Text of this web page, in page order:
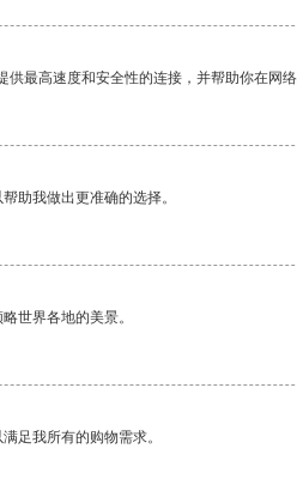
最高速度和安全性的连接，并帮助你在网络
助我做出更准确的选择。
世界各地的美景。
足我所有的购物需求。